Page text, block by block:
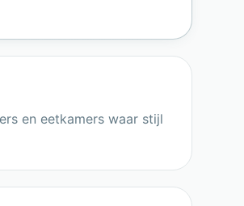
en eetkamers waar stijl